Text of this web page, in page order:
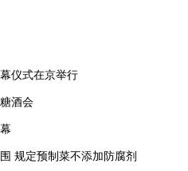
仪式在京举行
酒会
规定预制菜不添加防腐剂